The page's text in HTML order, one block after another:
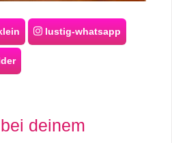
lustig-whatsapp
deinem